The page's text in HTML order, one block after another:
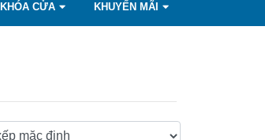
KHÓA CỬA KHUYẾN MÃI